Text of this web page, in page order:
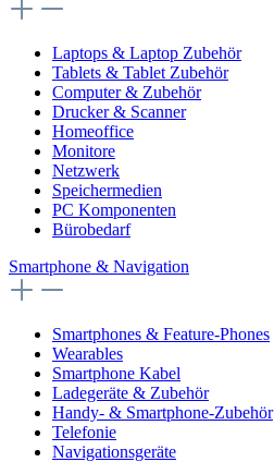
Laptops & Laptop Zubehör
Tablets & Tablet Zubehör
Computer & Zubehör
Drucker & Scanner
Homeoffice
Monitore
Netzwerk
Speichermedien
PC Komponenten
Bürobedarf
Smartphone & Navigation
Smartphones & Feature-Phones
Wearables
Smartphone Kabel
Ladegeräte & Zubehör
Handy- & Smartphone-Zubehör
Telefonie
Navigationsgeräte